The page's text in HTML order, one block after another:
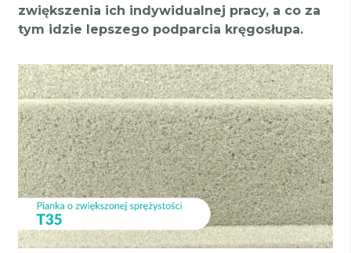
zwiększenia ich indywidualnej pracy, a co za
tym idzie lepszego podparcia kręgosłupa.